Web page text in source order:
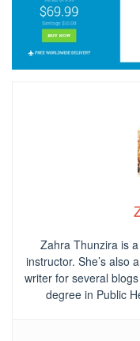
Zahra Thunzira is
instructor. She’s also
writer for several
degree in Public